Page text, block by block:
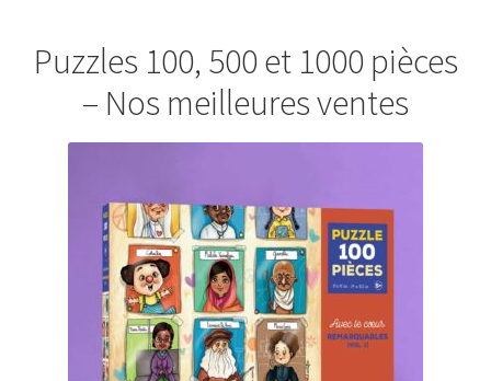
Puzzles 100, 500 et 1000 pièces
– Nos meilleures ventes